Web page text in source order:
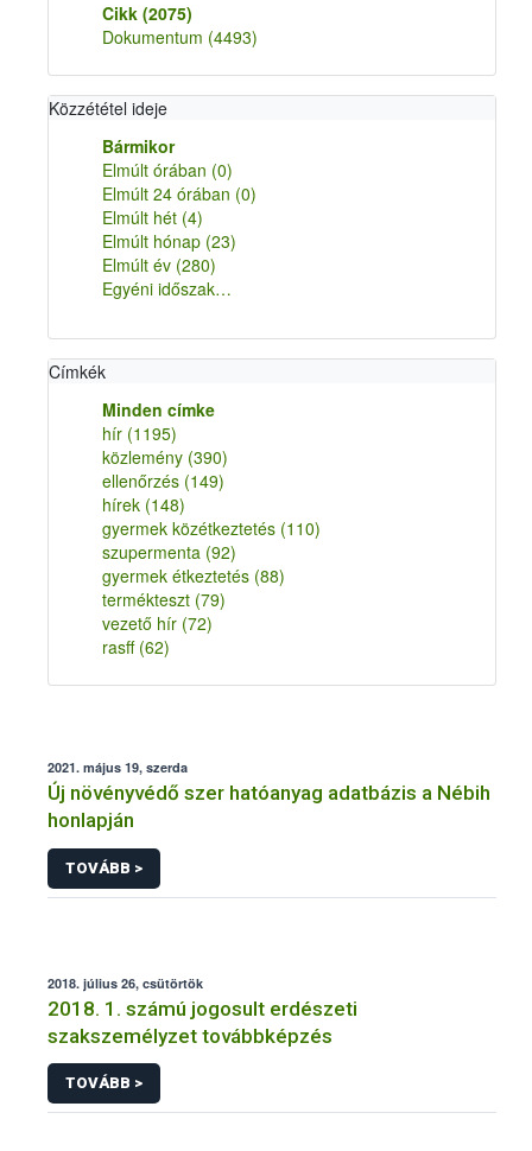
Cikk (2075)
Dokumentum (4493)
Közzététel ideje
Bármikor
Elmúlt órában (0)
Elmúlt 24 órában (0)
Elmúlt hét (4)
Elmúlt hónap (23)
Elmúlt év (280)
Egyéni időszak…
Címkék
Minden címke
hír (1195)
közlemény (390)
ellenőrzés (149)
hírek (148)
gyermek közétkeztetés (110)
szupermenta (92)
gyermek étkeztetés (88)
termékteszt (79)
vezető hír (72)
rasff (62)
2021. május 19, szerda
Új növényvédő szer hatóanyag adatbázis a Nébih
honlapján
TOVÁBB >
2018. július 26, csütörtök
2018. 1. számú jogosult erdészeti
szakszemélyzet továbbképzés
TOVÁBB >